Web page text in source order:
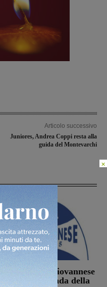
Articolo successivo
Juniores, Andrea Coppi resta alla
guida del Montevarchi
La Futsal Sangiovannese
ha scelto la strada della
×